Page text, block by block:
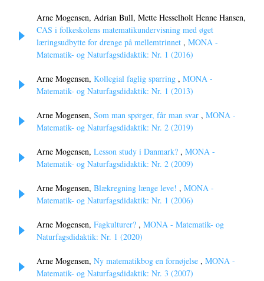
Arne Mogensen, Adrian Bull, Mette Hesselholt Henne Hansen,
CAS i folkeskolens matematikundervisning med øget
læringsudbytte for drenge på mellemtrinnet , MONA -
Matematik- og Naturfagsdidaktik: Nr. 1 (2016)
Arne Mogensen, Kollegial faglig sparring , MONA -
Matematik- og Naturfagsdidaktik: Nr. 1 (2013)
Arne Mogensen, Som man spørger, får man svar , MONA -
Matematik- og Naturfagsdidaktik: Nr. 2 (2019)
Arne Mogensen, Lesson study i Danmark? , MONA -
Matematik- og Naturfagsdidaktik: Nr. 2 (2009)
Arne Mogensen, Blækregning længe leve! , MONA -
Matematik- og Naturfagsdidaktik: Nr. 1 (2006)
Arne Mogensen, Fagkulturer? , MONA - Matematik- og
Naturfagsdidaktik: Nr. 1 (2020)
Arne Mogensen, Ny matematikbog en fornøjelse , MONA -
Matematik- og Naturfagsdidaktik: Nr. 3 (2007)